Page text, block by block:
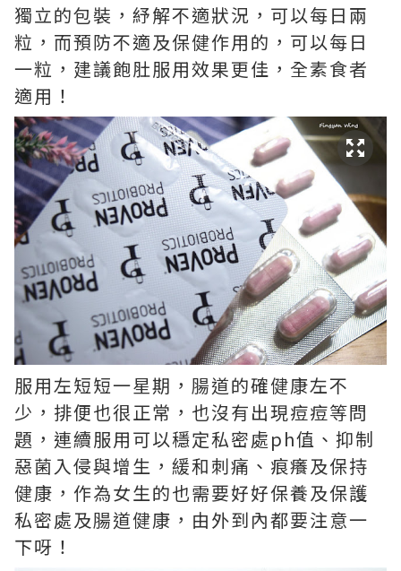
獨立的包裝，紓解不適狀況，可以每日兩
粒，而預防不適及保健作用的，可以每日
一粒，建議飽肚服用效果更佳，全素食者
適用！
服用左短短一星期，腸道的確健康左不
少，排便也很正常，也沒有出現痘痘等問
題，連續服用可以穩定私密處ph值、抑制
惡菌入侵與增生，緩和刺痛、痕癢及保持
健康，作為女生的也需要好好保養及保護
私密處及腸道健康，由外到內都要注意一
下呀！